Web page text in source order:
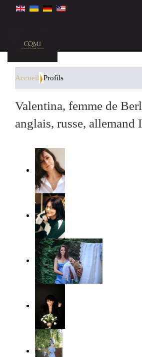
Accueil Profils
Valentina, femme de
anglais, russe, allemand